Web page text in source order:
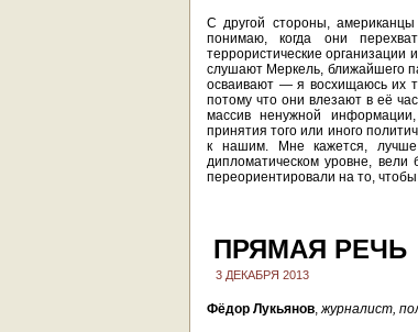
С другой стороны,
понимаю, когда они
террористические организации
слушают Меркель, ближайшего
осваивают — я восхищаюсь их
потому что они влезают в её
массив ненужной
принятия того или иного
к нашим. Мне кажется,
дипломатическом уровне,
переориентировали на то,
ПРЯМАЯ РЕЧЬ
3 ДЕКАБРЯ 2013
Фёдор Лукьянов,журналист,